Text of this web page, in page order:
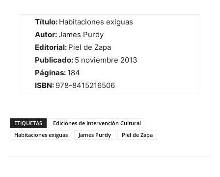
Título: Habitaciones exiguas
Autor:James Purdy
Editorial: Piel de Zapa
Publicado: 5 noviembre 2013
Páginas: 184
ISBN: 978-8415216506
ETIQUETAS
Ediciones de Intervención Cultural
Habitaciones exiguas
James Purdy Piel de Zapa